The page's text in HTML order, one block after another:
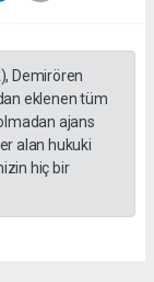
Demirören
eklenen tüm
ajans
alan hukuki
hiç bir